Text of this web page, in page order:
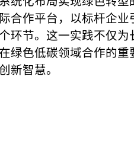
合作平台，以标杆企
环节。这一实践不仅
绿色低碳领域合作的
新智慧。